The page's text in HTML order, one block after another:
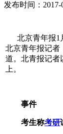
发布时间：2017-
北京青年报1
北京青年报记者
道。北青报记者
上。
事件
考生称考研